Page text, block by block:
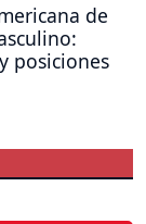
de
posiciones